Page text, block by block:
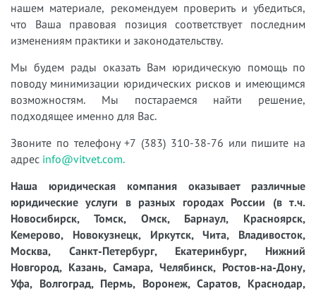
нашем материале, рекомендуем проверить и убедиться,
что Ваша правовая позиция соответствует последним
изменениям практики и законодательству.
Мы будем рады оказать Вам юридическую помощь по
поводу минимизации юридических рисков и имеющимся
возможностям. Мы постараемся найти решение,
подходящее именно для Вас.
Звоните по телефону +7 (383) 310-38-76 или пишите на
адрес info@vitvet.com.
Наша юридическая компания оказывает различные
юридические услуги в разных городах России (в т.ч.
Новосибирск, Томск, Омск, Барнаул, Красноярск,
Кемерово, Новокузнецк, Иркутск, Чита, Владивосток,
Москва, Санкт-Петербург, Екатеринбург, Нижний
Новгород, Казань, Самара, Челябинск, Ростов-на-Дону,
Уфа, Волгоград, Пермь, Воронеж, Саратов, Краснодар,